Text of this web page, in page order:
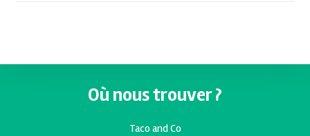
Où nous trouver ?
Taco and Co